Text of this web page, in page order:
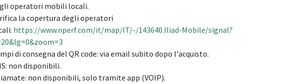
operatori mobili locali.
la copertura degli operatori
https://www.nperf.com/it/map/IT/-/143640.Iliad-Mobile/signal?
di consegna del QR code: via email subito dopo l'acquisto.
non disponibili.
non disponibili, solo tramite app (VOIP).